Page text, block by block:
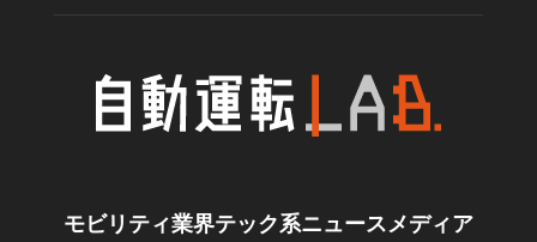
モビリティ業界テック系ニュースメディア